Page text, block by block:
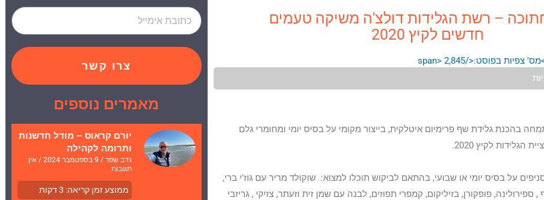
– רשת הגלידות דולצ'ה משיקה טעמים
חדשים לקיץ 2020
2,845
בהכנת גלידת שף פרימיום איטלקית, בייצור מקומי על בסיס יומי ומחומרי גלם
הגלידות לקיץ 2020.
על בסיס יומי או שבועי, בהתאם לביקוש תוכלו למצוא: שוקולד מריר עם גוז'י ברי,
ספירולינה, פופקורן, בזיליקום, קמפרי תפוזים, לבנה עם שמן זית וזעתר, צזיקי , גריזבי
צרו קשר
מאמרים נוספים
יורם קראוס – מודל חדשנות
ותרומה לקהילה
נדב שפר 9 בספטמבר 2024
אין
תגובות
ממוצע זמן קריאה: 3דקות